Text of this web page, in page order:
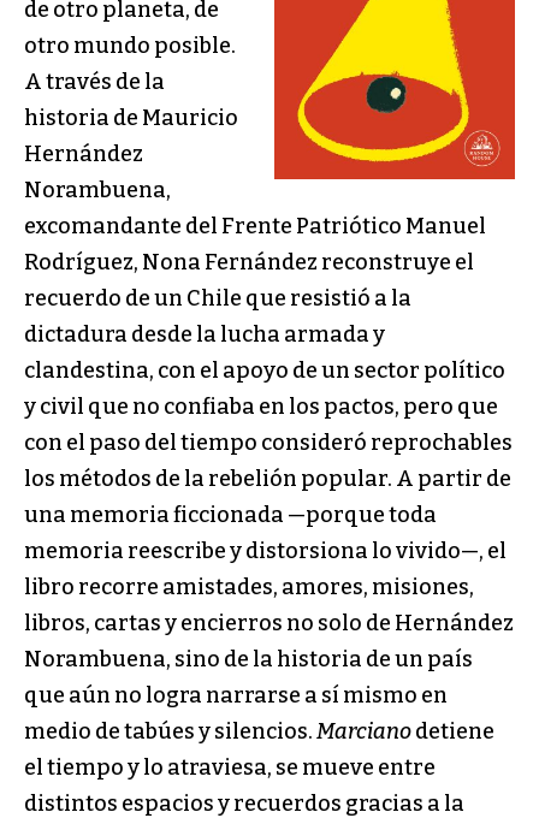
de otro planeta, de
otro mundo posible.
A través de la
historia de Mauricio
Hernández
Norambuena,
excomandante del Frente Patriótico Manuel
Rodríguez, Nona Fernández reconstruye el
recuerdo de un Chile que resistió a la
dictadura desde la lucha armada y
clandestina, con el apoyo de un sector político
y civil que no confiaba en los pactos, pero que
con el paso del tiempo consideró reprochables
los métodos de la rebelión popular. A partir de
una memoria ficcionada —porque toda
memoria reescribe y distorsiona lo vivido—, el
libro recorre amistades, amores, misiones,
libros, cartas y encierros no solo de Hernández
Norambuena, sino de la historia de un país
que aún no logra narrarse a sí mismo en
medio de tabúes y silencios.Marcianodetiene
el tiempo y lo atraviesa, se mueve entre
distintos espacios y recuerdos gracias a la